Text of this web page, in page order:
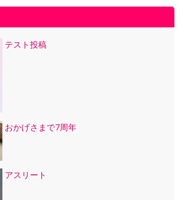
テスト投稿
おかげさまで7周年
アスリート